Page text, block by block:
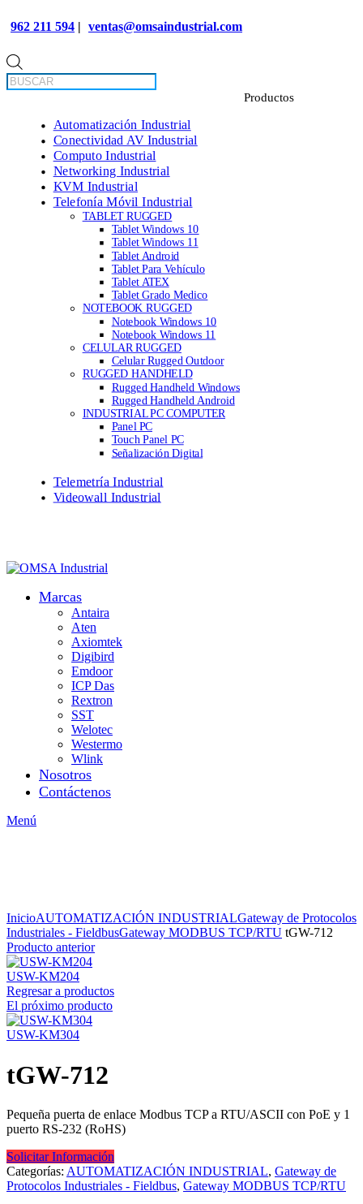
962 211 594 | ventas@omsaindustrial.com
de
productos
Automatización Industrial
Conectividad AV Industrial
Computo Industrial
Networking Industrial
KVM Industrial
Telefonía Móvil Industrial
TABLET RUGGED
Tablet Windows 10
Tablet Windows 11
Tablet Android
Tablet Para Vehículo
Tablet ATEX
Tablet Grado Medico
NOTEBOOK RUGGED
Notebook Windows 10
Notebook Windows 11
CELULAR RUGGED
Celular Rugged Outdoor
RUGGED HANDHELD
Rugged Handheld Windows
Rugged Handheld Android
INDUSTRIAL PC COMPUTER
Panel PC
Touch Panel PC
Señalización Digital
Telemetría Industrial
Videowall Industrial
Marcas
Antaira
Aten
Axiomtek
Digibird
Emdoor
ICP Das
Rextron
SST
Welotec
Westermo
Wlink
Nosotros
Contáctenos
Menú
InicioAUTOMATIZACIÓN INDUSTRIALGateway de Protocolos
Industriales - FieldbusGateway MODBUS TCP/RTU tGW-712
Producto anterior
USW-KM204
Regresar a productos
El próximo producto
USW-KM304
tGW-712
Pequeña puerta de enlace Modbus TCP a RTU/ASCII con PoE y 1
puerto RS-232 (RoHS)
Solicitar Información
Categorías: AUTOMATIZACIÓN INDUSTRIAL, Gateway de
Protocolos Industriales - Fieldbus, Gateway MODBUS TCP/RTU